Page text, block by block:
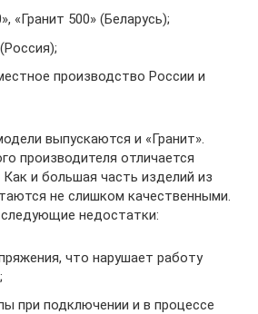
«Гранит 500» (Беларусь);
производство России и
выпускаются и «Гранит».
производителя отличается
и большая часть изделий из
не слишком качественными.
недостатки:
что нарушает работу
при подключении и в процессе